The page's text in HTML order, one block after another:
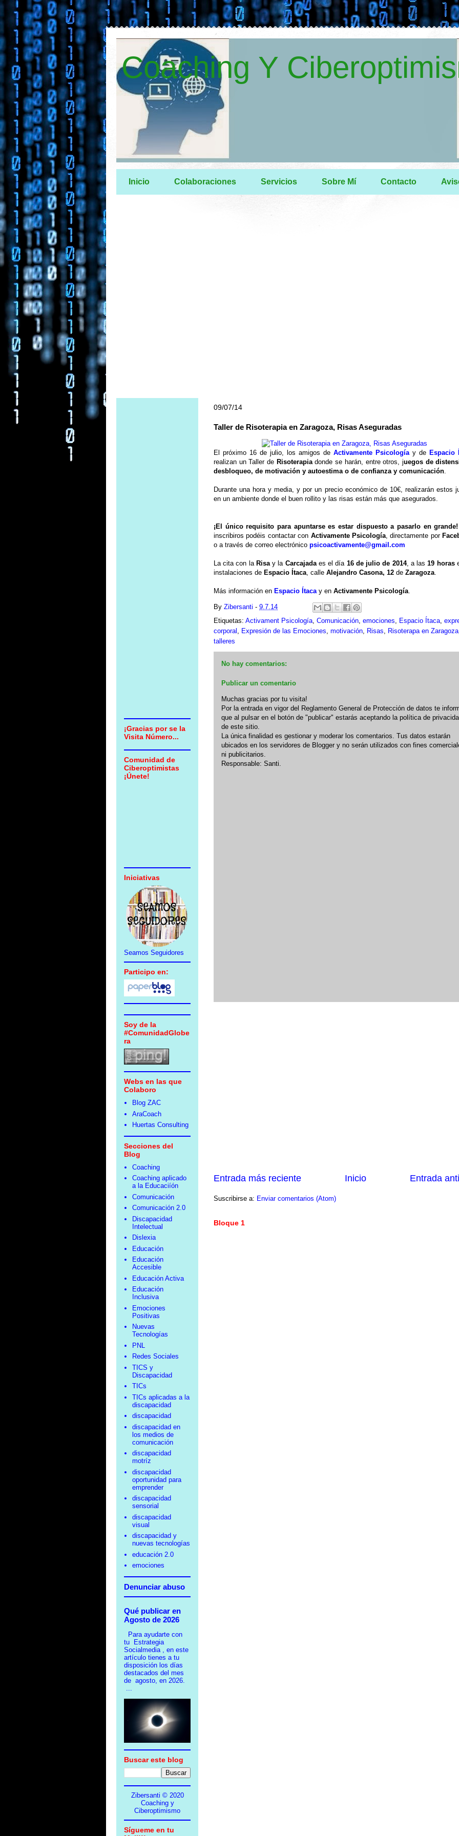
Coaching Y
Inicio Colaboraciones Servicios Sobre Mí Contacto
09/07/14
Taller de Risoterapia en Zaragoza, Risas Aseguradas
El próximo 16 de julio, los amigos de Activamente Psicologíay de Espacio
realizan un Taller de Risoterapiadonde se harán, entre otros, juegos de
desbloqueo, de motivación y autoestima o de confianza y comunicación.
Durante una hora y media, y por un precio económico de 10€, realizarán estos
en un ambiente donde el buen rollito y las risas están más que asegurados.
¡El único requisito para apuntarse es estar dispuesto a pasarlo en grande!
inscribiros podéis contactar con Activamente Psicología, directamente por
o a través de correo electrónico psicoactivamente@gmail.com
La cita con la Risay la Carcajada es el día 16 de julio de 2014, a las19 horas
instalaciones de Espacio Ítaca, calle Alejandro Casona, 12 de Zaragoza.
Más información en Espacio Ítacay en Activamente Psicología.
By Zibersanti - 9.7.14
Etiquetas: Activament Psicología, Comunicación, emociones, Espacio Ítaca,
corporal , Expresión de las Emociones, motivación, Risas, Risoterapa en Zaragoza
talleres
No hay comentarios:
Publicar un comentario
Muchas gracias por tu visita!
Por la entrada en vigor del Reglamento General de Protección de datos te
que al pulsar en el botón de "publicar" estarás aceptando la política de
de este sitio.
La única finalidad es gestionar y moderar los comentarios. Tus datos estarán
ubicados en los servidores de Blogger y no serán utilizados con fines
ni publicitarios.
Responsable: Santi.
Entrada más reciente Entrada
Inicio
Suscribirse a: Enviar comentarios (Atom)
Bloque 1
¡Gracias por se la
Visita Número...
Comunidad de
Ciberoptimistas
¡Únete!
Iniciativas
Seamos Seguidores
Participo en:
Soy de la
#ComunidadGlobe
ra
Webs en las que
Colaboro
Blog ZAC
AraCoach
Huertas Consulting
Secciones del
Blog
Coaching
Coaching aplicado
a la Educaciíón
Comunicación
Comunicación 2.0
Discapacidad
Intelectual
Dislexia
Educación
Educación
Accesible
Educación Activa
Educación
Inclusiva
Emociones
Positivas
Nuevas
Tecnologías
PNL
Redes Sociales
TICS y
Discapacidad
TICs
TICs aplicadas a la
discapacidad
discapacidad
discapacidad en
los medios de
comunicación
discapacidad
motríz
discapacidad
oportunidad para
emprender
discapacidad
sensorial
discapacidad
visual
discapacidad y
nuevas tecnologías
educación 2.0
emociones
Denunciar abuso
Qué publicar en
Agosto de 2026
Para ayudarte con
tu Estrategia
Socialmedia , en este
artículo tienes a tu
disposición los días
destacados del mes
de agosto, en 2026.
Buscar este blog
Zibersanti © 2020
Coaching y
Ciberoptimismo
Sígueme en tu